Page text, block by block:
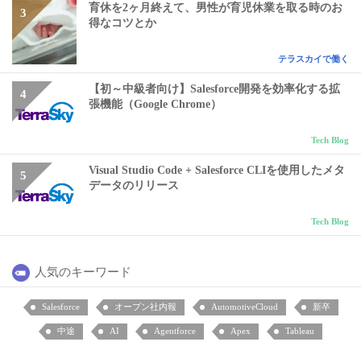
育休を2ヶ月終えて、男性が育児休業を取る時のお
得なコツとか
テラスカイで働く
【初～中級者向け】Salesforce開発を効率化する拡
張機能（Google Chrome）
Tech Blog
Visual Studio Code + Salesforce CLIを使用したメタ
データのリリース
Tech Blog
人気のキーワード
Salesforce オープン社内報 AutomotiveCloud 新卒
中途 AI Agentforce Apex Tableau